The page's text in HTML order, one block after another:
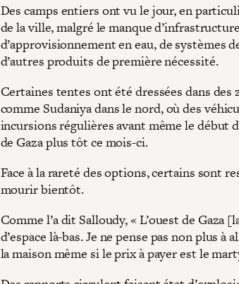
Des camps entiers ont vu le jour, en
de la ville, malgré le manque
d’approvisionnement en eau, de systèmes
d’autres produits de première nécessité.
Certaines tentes ont été dressées dans
comme Sudaniya dans le nord, où des
incursions régulières avant même le début
de Gaza plus tôt ce mois-ci.
Face à la rareté des options, certains sont
mourir bientôt.
Comme l’a dit Salloudy, « L’ouest de Gaza
d’espace là-bas. Je ne pense pas non plus à
la maison même si le prix à payer est le